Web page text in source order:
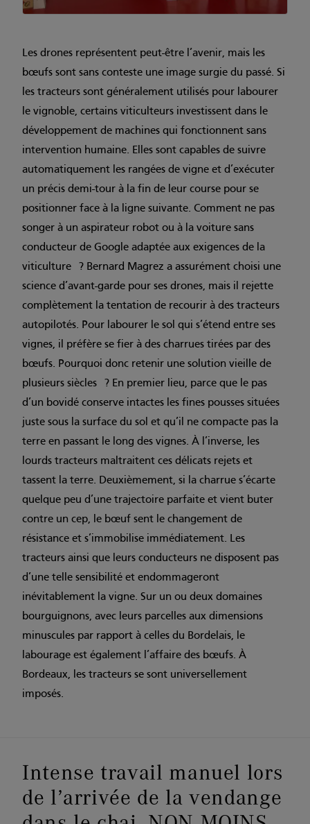
Les drones représentent peut-être l’avenir, mais les
bœufs sont sans conteste une image surgie du passé. Si
les tracteurs sont généralement utilisés pour labourer
le vignoble, certains viticulteurs investissent dans le
développement de machines qui fonctionnent sans
intervention humaine. Elles sont capables de suivre
automatiquement les rangées de vigne et d’exécuter
un précis demi-tour à la fin de leur course pour se
positionner face à la ligne suivante. Comment ne pas
songer à un aspirateur robot ou à la voiture sans
conducteur de Google adaptée aux exigences de la
viticulture ? Bernard Magrez a assurément choisi une
science d’avant-garde pour ses drones, mais il rejette
complètement la tentation de recourir à des tracteurs
autopilotés. Pour labourer le sol qui s’étend entre ses
vignes, il préfère se fier à des charrues tirées par des
bœufs. Pourquoi donc retenir une solution vieille de
plusieurs siècles ? En premier lieu, parce que le pas
d’un bovidé conserve intactes les fines pousses situées
juste sous la surface du sol et qu’il ne compacte pas la
terre en passant le long des vignes. À l’inverse, les
lourds tracteurs maltraitent ces délicats rejets et
tassent la terre. Deuxièmement, si la charrue s’écarte
quelque peu d’une trajectoire parfaite et vient buter
contre un cep, le bœuf sent le changement de
résistance et s’immobilise immédiatement. Les
tracteurs ainsi que leurs conducteurs ne disposent pas
d’une telle sensibilité et endommageront
inévitablement la vigne. Sur un ou deux domaines
bourguignons, avec leurs parcelles aux dimensions
minuscules par rapport à celles du Bordelais, le
labourage est également l’affaire des bœufs. À
Bordeaux, les tracteurs se sont universellement
imposés.
Intense travail manuel lors
de l’arrivée de la vendange